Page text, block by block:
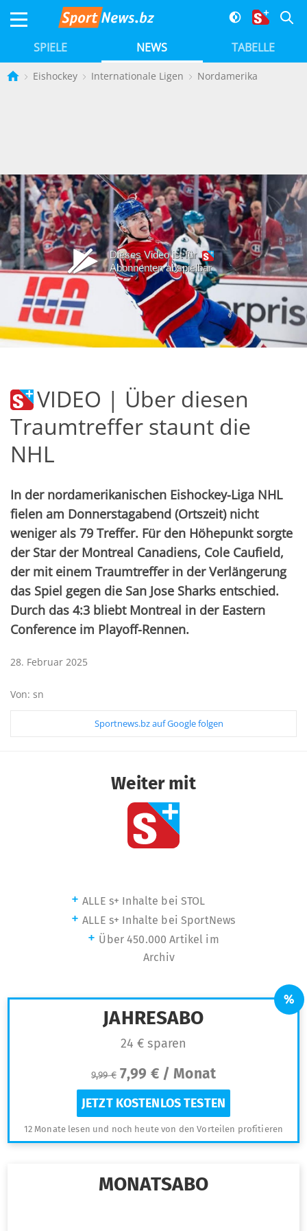
SPIELE NEWS TABELLE
Eishockey Internationale Ligen Nordamerika
Dieses Video ist für
Abonnenten abspielbar
VIDEO | Über diesen
Traumtreffer staunt die
NHL
In der nordamerikanischen Eishockey-Liga NHL
fielen am Donnerstagabend (Ortszeit) nicht
weniger als 79 Treffer. Für den Höhepunkt sorgte
der Star der Montreal Canadiens, Cole Caufield,
der mit einem Traumtreffer in der Verlängerung
das Spiel gegen die San Jose Sharks entschied.
Durch das 4:3 bliebt Montreal in der Eastern
Conference im Playoff-Rennen.
28. Februar 2025
Von: sn
Sportnews.bz auf Google folgen